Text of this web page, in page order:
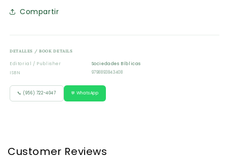
Compartir
DETALLES / BOOK DETAILS
Editorial / Publisher
Sociedades Bíblicas
ISBN
9798893843408
📞 (956) 722-4047 💬 WhatsApp
Customer Reviews